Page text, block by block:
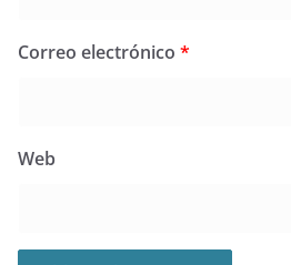
Correo electrónico *
Web